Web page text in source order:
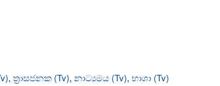
, ත්‍රාසජනක (Tv), නාට්‍යමය (Tv), භාශා (Tv)